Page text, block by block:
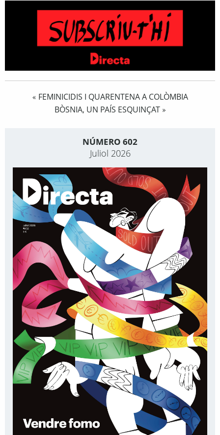
« FEMINICIDIS I QUARENTENA A COLÒMBIA
BÒSNIA, UN PAÍS ESQUINÇAT»
NÚMERO 602
Juliol 2026